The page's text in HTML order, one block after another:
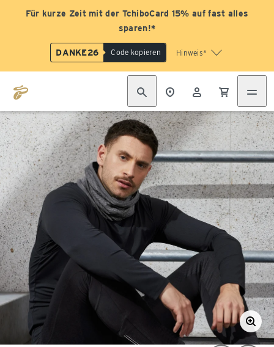
Für kurze Zeit mit der TchiboCard 15% auf fast alles
sparen!*
DANKE26 Code kopieren Hinweis*